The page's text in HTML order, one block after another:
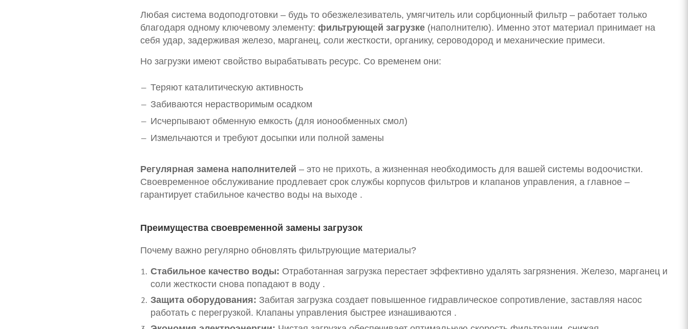
Любая система водоподготовки – будь то обезжелезиватель, умягчитель или сорбционный фильтр – работает только
благодаря одному ключевому элементу: фильтрующей загрузке (наполнителю). Именно этот материал принимает на
себя удар, задерживая железо, марганец, соли жесткости, органику, сероводород и механические примеси.
Но загрузки имеют свойство вырабатывать ресурс. Со временем они:
Теряют каталитическую активность
Забиваются нерастворимым осадком
Исчерпывают обменную емкость (для ионообменных смол)
Измельчаются и требуют досыпки или полной замены
Регулярная замена наполнителей – это не прихоть, а жизненная необходимость для вашей системы водоочистки.
Своевременное обслуживание продлевает срок службы корпусов фильтров и клапанов управления, а главное –
гарантирует стабильное качество воды на выходе .
Преимущества своевременной замены загрузок
Почему важно регулярно обновлять фильтрующие материалы?
Стабильное качество воды: Отработанная загрузка перестает эффективно удалять загрязнения. Железо, марганец и
соли жесткости снова попадают в воду .
Защита оборудования: Забитая загрузка создает повышенное гидравлическое сопротивление, заставляя насос
работать с перегрузкой. Клапаны управления быстрее изнашиваются .